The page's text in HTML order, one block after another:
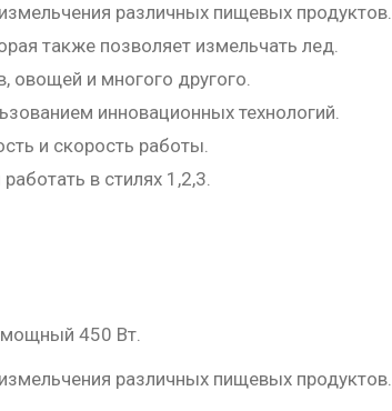
различных пищевых продуктов.
также позволяет измельчать лед.
овощей и многого другого.
инновационных технологий.
и скорость работы.
в стилях 1,2,3.
мощный 450 Вт.
различных пищевых продуктов.